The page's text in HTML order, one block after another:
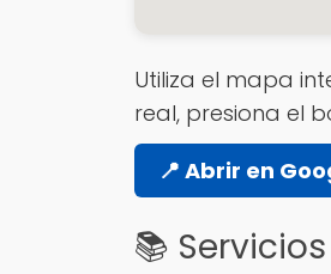
Utiliza el mapa
real, presiona el
📍 Abrir en
📚